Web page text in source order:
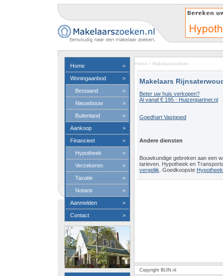
Home >
Woningaanbod >
Bestaand >
Nieuwbouw >
Buitenland >
Aankoop >
Financieel >
Hypotheek >
Verzekeren >
Taxatie >
Notaris >
Aanmelden >
Contact >
Home > Makelaarszoeken
Makelaars
Beter uw huis verkopen?
Al vanaf € 195 - Huizenpartner.nl
Goedhart Vastgoed
Andere diensten
Bouwkundige gebreken aan een
tarieven. Hypotheek en
vergelijk . Goedkoopste
Copyright BIJN.nl